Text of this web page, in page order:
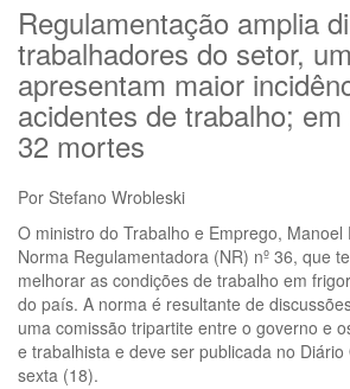
Regulamentação amplia
trabalhadores do setor,
apresentam maior
acidentes de trabalho;
32 mortes
Por Stefano Wrobleski
O ministro do Trabalho e Emprego, Manoel
Norma Regulamentadora (NR) nº 36, que
melhorar as condições de trabalho em
do país. A norma é resultante de
uma comissão tripartite entre o governo e
e trabalhista e deve ser publicada no
sexta (18).